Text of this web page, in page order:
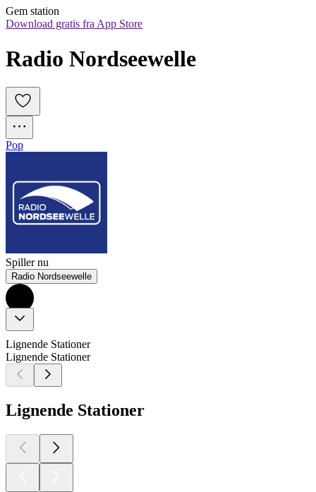
Gem station
Download gratis fra App Store
Radio Nordseewelle
Pop
Spiller nu
Radio Nordseewelle
Lignende Stationer
Lignende Stationer
Lignende Stationer